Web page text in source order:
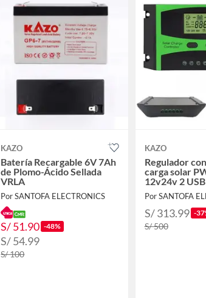
KAZO
Batería Recargable 6V 7Ah
de Plomo-Ácido Sellada
VRLA
Por SANTOFA ELECTRONICS
S/ 51.90 -48%
S/ 54.99
S/ 100
KAZO
Regulador
carga solar
12v24v 2
Por SANTOFA
S/ 313.99 -
S/ 500